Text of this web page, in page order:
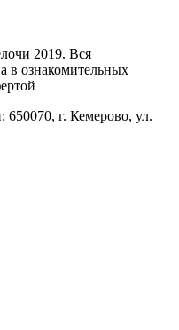
2019. Вся
в ознакомительных
г. Кемерово, ул.